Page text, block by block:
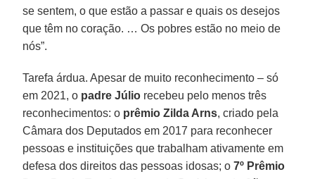
se sentem, o que estão a passar e quais os desejos
que têm no coração. … Os pobres estão no meio de
nós”.
Tarefa árdua. Apesar de muito reconhecimento – só
em 2021, o padre Júlio recebeu pelo menos três
reconhecimentos: o prêmio Zilda Arns, criado pela
Câmara dos Deputados em 2017 para reconhecer
pessoas e instituições que trabalham ativamente em
defesa dos direitos das pessoas idosas; o7º Prêmio